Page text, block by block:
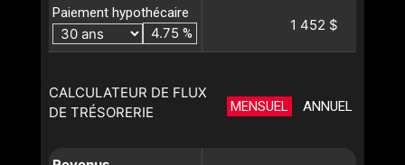
Paiement hypothécaire
%
1 452 $
CALCULATEUR DE FLUX
DE TRÉSORERIE
MENSUEL ANNUEL